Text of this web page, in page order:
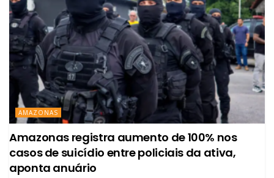
AMAZONAS
Amazonas registra aumento de 100% nos
casos de suicídio entre policiais da ativa,
aponta anuário